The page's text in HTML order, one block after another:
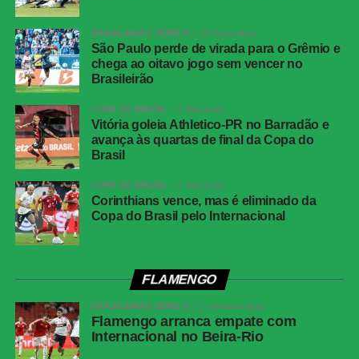
Data:09/09/2025 (terça-feira)
Horário:20h30 (de Brasília)
Árbitro:Cristian Garay (CHI)
Assistentes: Miguel Rocha (CHI) e Juan Serrano (CHI)
VAR:Rodrigo Carvajal (CHI)
Amarelos:Bruno Guimarães e Fabrício Bruno
Gols:Miguelito (48’/1ºT)
Bolívia:Lampe; Diego Medina (Yomar Rocha), Haquín,
Morales e Roberto Fernández; Villamíl, Robson Matheus
e Ervin Vaca (Hector Cuellar); Miguelito, Enzo Monteiro
(Algarañaz) e Moisés Paniagua. Técnico: Óscar Villegas
BRASILEIRÃO SÉRIE A 15 horas atrás
São Paulo perde de virada para o Grêmio e
chega ao oitavo jogo sem vencer no
Brasileirão
COPA DO BRASIL 2 dias atrás
Vitória goleia Athletico-PR no Barradão e
avança às quartas de final da Copa do
Brasil
COPA DO BRASIL 2 dias atrás
Corinthians vence, mas é eliminado da
Copa do Brasil pelo Internacional
FLAMENGO
BRASILEIRÃO SÉRIE A 2 semanas atrás
Flamengo arranca empate com
Internacional no Beira-Rio